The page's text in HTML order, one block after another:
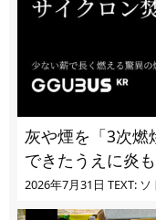
灰や煙を「3次
できたうえに炎
2026年7月31日 TEXT: